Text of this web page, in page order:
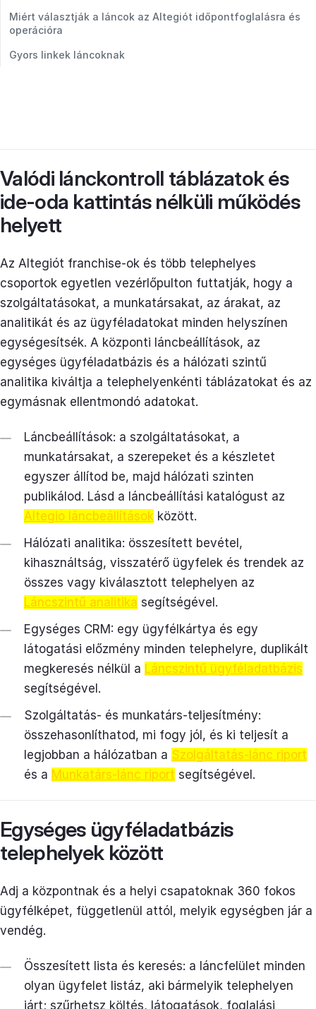
Miért választják a láncok az Altegiót időpontfoglalásra és
operációra
Gyors linkek láncoknak
Valódi lánckontroll táblázatok és
ide-oda kattintás nélküli működés
helyett
Az Altegiót franchise-ok és több telephelyes
csoportok egyetlen vezérlőpulton futtatják, hogy a
szolgáltatásokat, a munkatársakat, az árakat, az
analitikát és az ügyféladatokat minden helyszínen
egységesítsék. A központi láncbeállítások, az
egységes ügyféladatbázis és a hálózati szintű
analitika kiváltja a telephelyenkénti táblázatokat és az
egymásnak ellentmondó adatokat.
Láncbeállítások: a szolgáltatásokat, a
munkatársakat, a szerepeket és a készletet
egyszer állítod be, majd hálózati szinten
publikálod. Lásd a láncbeállítási katalógust az
Altegio láncbeállítások között.
Hálózati analitika: összesített bevétel,
kihasználtság, visszatérő ügyfelek és trendek az
összes vagy kiválasztott telephelyen az
Láncszintű analitika segítségével.
Egységes CRM: egy ügyfélkártya és egy
látogatási előzmény minden telephelyre, duplikált
megkeresés nélkül a Láncszintű ügyféladatbázis
segítségével.
Szolgáltatás- és munkatárs-teljesítmény:
összehasonlíthatod, mi fogy jól, és ki teljesít a
legjobban a hálózatban a Szolgáltatás-lánc riport
és a Munkatárs-lánc riport segítségével.
Egységes ügyféladatbázis
telephelyek között
Adj a központnak és a helyi csapatoknak 360 fokos
ügyfélképet, függetlenül attól, melyik egységben jár a
vendég.
Összesített lista és keresés: a láncfelület minden
olyan ügyfelet listáz, aki bármelyik telephelyen
járt; szűrhetsz költés, látogatások, foglalási